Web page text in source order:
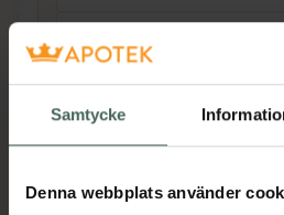
Samtycke
Denna webbplats använder
Modifast
55 g
Livsmedel
Pris